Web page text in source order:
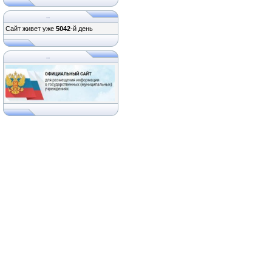
...
Сайт живет уже 5042-й день
...